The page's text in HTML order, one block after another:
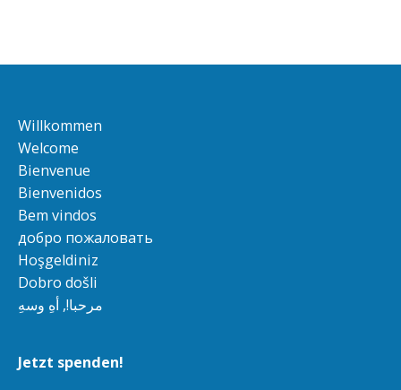
Willkommen
Welcome
Bienvenue
Bienvenidos
Bem vindos
добро пожаловать
Hoşgeldiniz
Dobro došli
مرحبا!, أهِ وسهِ
Jetzt spenden!